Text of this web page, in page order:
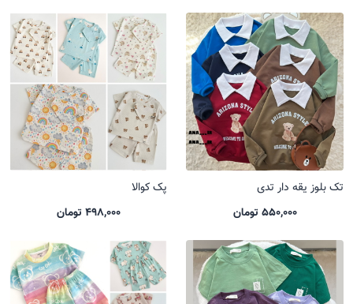
تک بلوز یقه دار تدی
550,000 تومان
پک کوالا
498,000 تومان